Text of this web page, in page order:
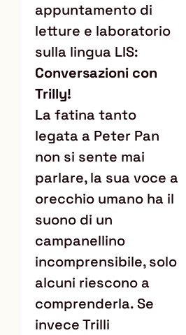
appuntamento di
letture e laboratorio
sulla lingua LIS:
Conversazioni con
Trilly!
La fatina tanto
legata a Peter Pan
non si sente mai
parlare, la sua voce a
orecchio umano ha il
suono di un
campanellino
incomprensibile, solo
alcuni riescono a
comprenderla. Se
invece Trilli